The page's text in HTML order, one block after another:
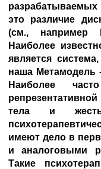
это различие
(см., например
Наиболее
является
наша Метамодель
Наиболее
тела и
имеют дело в
и аналоговыми
Такие